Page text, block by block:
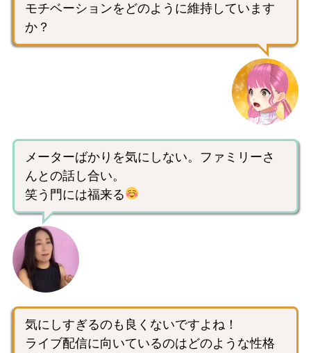
モチベーションをどのように維持しています
か？
メーターばかりを気にしない。ファミリーさ
んとの話し合い。
笑う門には福来る
気にしすぎるのも良くないですよね！
ライブ配信に向いているのはどのような性格